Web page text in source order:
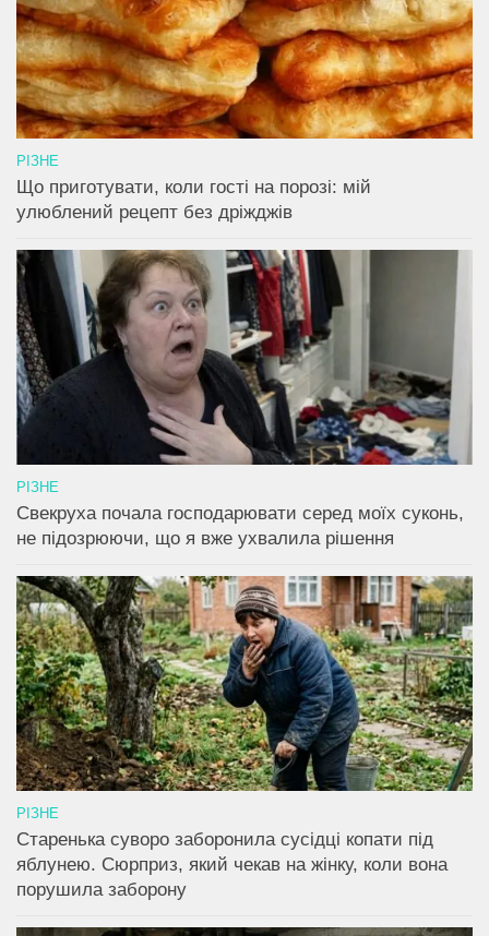
РІЗНЕ
Що приготувати, коли гості на порозі: мій
улюблений рецепт без дріжджів
РІЗНЕ
Свекруха почала господарювати серед моїх суконь,
не підозрюючи, що я вже ухвалила рішення
РІЗНЕ
Старенька суворо заборонила сусідці копати під
яблунею. Сюрприз, який чекав на жінку, коли вона
порушила заборону